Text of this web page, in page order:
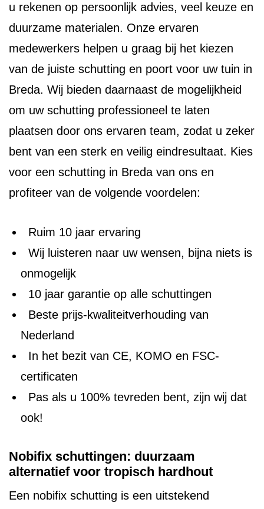
u rekenen op persoonlijk advies, veel keuze en
duurzame materialen. Onze ervaren
medewerkers helpen u graag bij het kiezen
van de juiste schutting en poort voor uw tuin in
Breda. Wij bieden daarnaast de mogelijkheid
om uw schutting professioneel te laten
plaatsen door ons ervaren team, zodat u zeker
bent van een sterk en veilig eindresultaat. Kies
voor een schutting in Breda van ons en
profiteer van de volgende voordelen:
Ruim 10 jaar ervaring
Wij luisteren naar uw wensen, bijna niets is
onmogelijk
10 jaar garantie op alle schuttingen
Beste prijs-kwaliteitverhouding van
Nederland
In het bezit van CE, KOMO en FSC-
certificaten
Pas als u 100% tevreden bent, zijn wij dat
ook!
Nobifix schuttingen: duurzaam
alternatief voor tropisch hardhout
Een nobifix schutting is een uitstekend